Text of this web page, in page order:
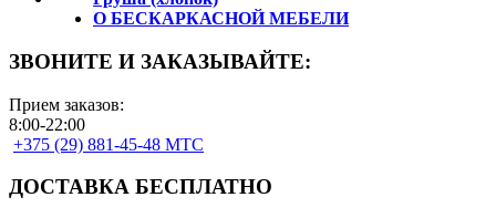
О БЕСКАРКАСНОЙ МЕБЕЛИ
ЗВОНИТЕ И ЗАКАЗЫВАЙТЕ:
Прием заказов:
8:00-22:00
+375 (29) 881-45-48 МТС
ДОСТАВКА БЕСПЛАТНО